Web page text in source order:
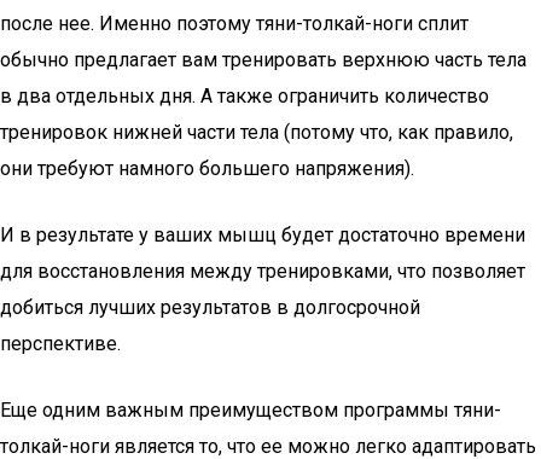
после нее. Именно поэтому тяни-толкай-ноги сплит
обычно предлагает вам тренировать верхнюю часть тела
в два отдельных дня. А также ограничить количество
тренировок нижней части тела (потому что, как правило,
они требуют намного большего напряжения).
И в результате у ваших мышц будет достаточно времени
для восстановления между тренировками, что позволяет
добиться лучших результатов в долгосрочной
перспективе.
Еще одним важным преимуществом программы тяни-
толкай-ноги является то, что ее можно легко адаптировать